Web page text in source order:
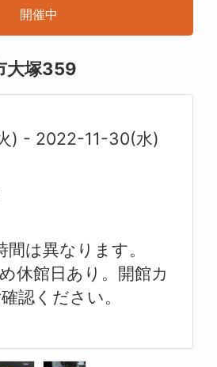
開催中
大塚359
) - 2022-11-30(水)
は異なります。
休館日あり。開館カ
認ください。